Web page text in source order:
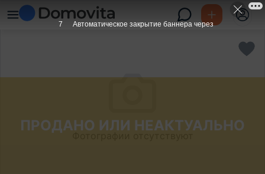
ПРОДАНО ИЛИ НЕАКТУАЛЬНО
6 Автоматическое закрытие баннера через